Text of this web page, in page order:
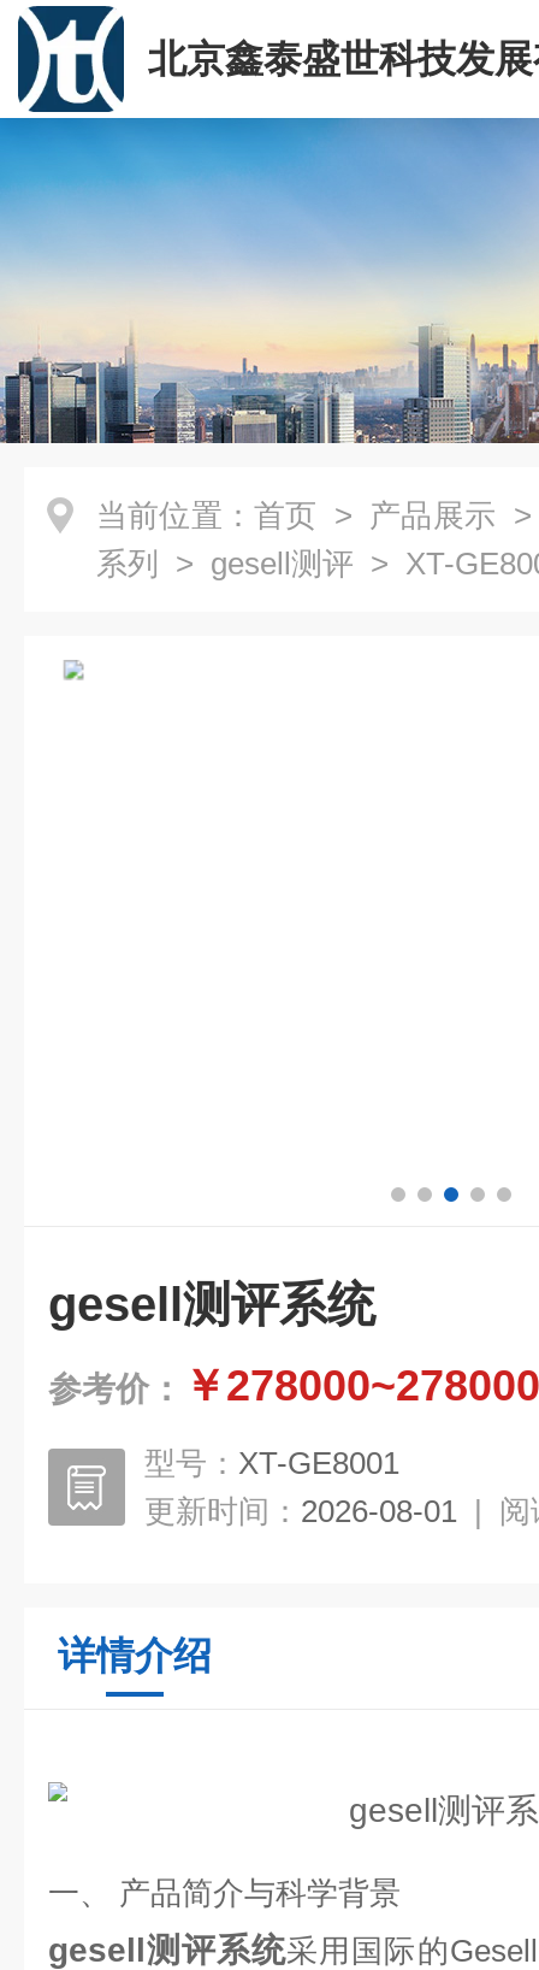
北京鑫泰盛世科技发
司
当前位置： 首页 > 产品展示
系列
> gesell测评 > XT-
gesell测评系统
参考价： ￥278000~278000
型号： XT-GE8001
更新时间： 2026-08-01 | 阅
详情介绍
一、 产品简介与科学背景
gesell测评系统采用国际的Gesell